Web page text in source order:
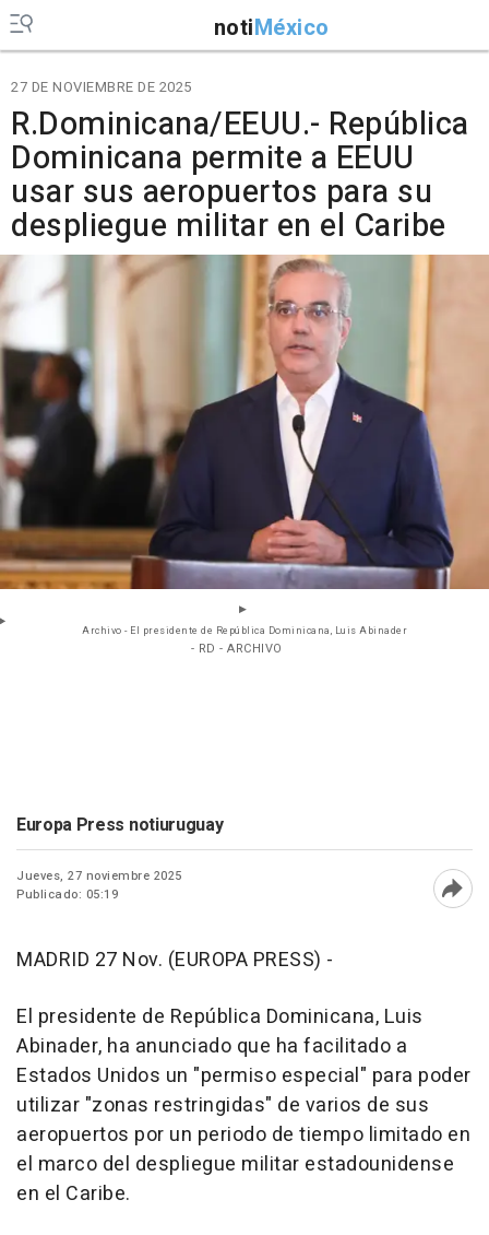
notiMéxico
27 DE NOVIEMBRE DE 2025
R.Dominicana/EEUU.- República
Dominicana permite a EEUU
usar sus aeropuertos para su
despliegue militar en el Caribe
Archivo - El presidente de República Dominicana, Luis Abinader
- RD - ARCHIVO
Europa Press notiuruguay
Jueves, 27 noviembre 2025
Publicado: 05:19
MADRID 27 Nov. (EUROPA PRESS) -
El presidente de República Dominicana, Luis
Abinader, ha anunciado que ha facilitado a
Estados Unidos un "permiso especial" para poder
utilizar "zonas restringidas" de varios de sus
aeropuertos por un periodo de tiempo limitado en
el marco del despliegue militar estadounidense
en el Caribe.